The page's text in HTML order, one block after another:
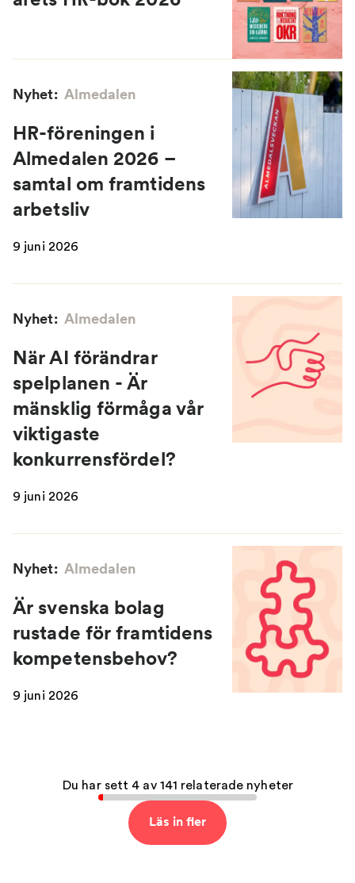
Nyhet: Almedalen
HR-föreningen i
Almedalen 2026 –
samtal om framtidens
arbetsliv
9 juni 2026
Nyhet: Almedalen
När AI förändrar
spelplanen - Är
mänsklig förmåga vår
viktigaste
konkurrensfördel?
9 juni 2026
Nyhet: Almedalen
Är svenska bolag
rustade för framtidens
kompetensbehov?
9 juni 2026
Du har sett 4 av 141 relaterade nyheter
Läs in fler